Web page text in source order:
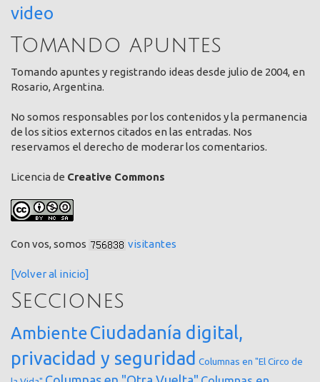
video
Tomando apuntes
Tomando apuntes y registrando ideas desde julio de 2004, en
Rosario, Argentina.
No somos responsables por los contenidos y la permanencia
de los sitios externos citados en las entradas. Nos
reservamos el derecho de moderar los comentarios.
Licencia de Creative Commons
Con vos, somos visitantes
[Volver al inicio]
Secciones
AmbienteCiudadanía digital,
privacidad y seguridad Columnas en "El Circo de